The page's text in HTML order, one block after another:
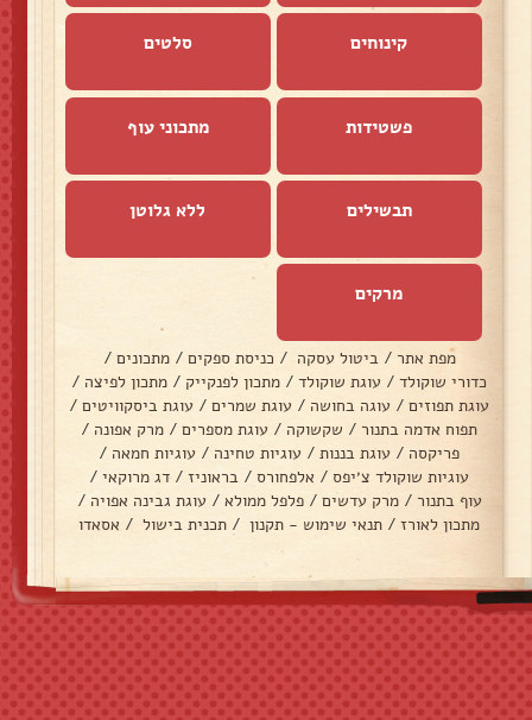
קינוחים סלטים
פשטידות מתכוני עוף
תבשילים ללא גלוטן
מרקים
מפת אתר / ביטול עסקה / כניסת ספקים / מתכונים /
כדורי שוקולד / עוגת שוקולד / מתכון לפנקייק / מתכון לפיצה /
עוגת תפוזים / עוגה בחושה / עוגת שמרים / עוגת ביסקוויטים /
תפוח אדמה בתנור / שקשוקה / עוגת מספרים / מרק אפונה /
פריקסה / עוגת בננות / עוגיות טחינה / עוגיות חמאה /
עוגיות שוקולד צ׳יפס / אלפחורס / בראוניז / דג מרוקאי /
עוף בתנור / מרק עדשים / פלפל ממולא / עוגת גבינה אפויה /
מתכון לאורז / תנאי שימוש - תקנון / תכנית בישול / אסאדו